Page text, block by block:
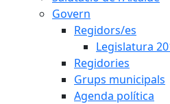
Govern
Regidors/es
Legislatura
Regidories
Grups municipals
Agenda política